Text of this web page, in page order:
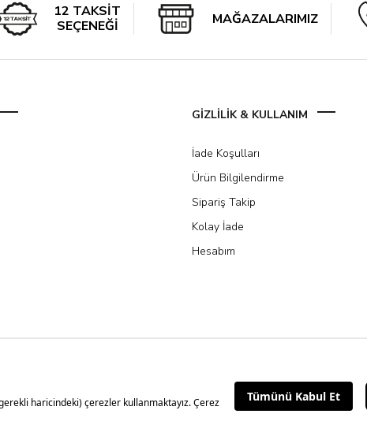
12 TAKSİT
SEÇENEĞİ
MAĞAZALARIMIZ
GİZLİLİK & KULLANIM
İade Koşulları
Ürün Bilgilendirme
Sipariş Takip
Kolay İade
Hesabım